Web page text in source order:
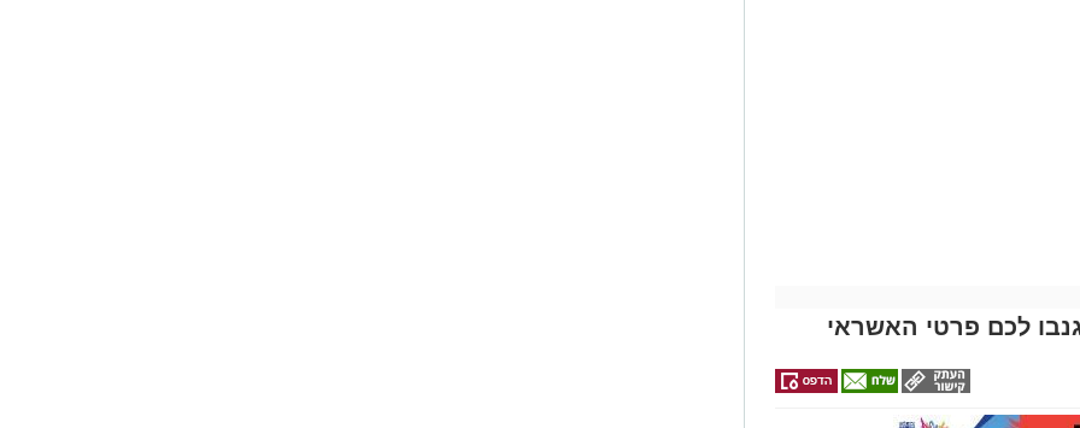
רמת שלמה נהרג בתאונה קשה ברח'
וירד לסייע להם בחבילות, אך מסיבה
לכם פרטי האשראי